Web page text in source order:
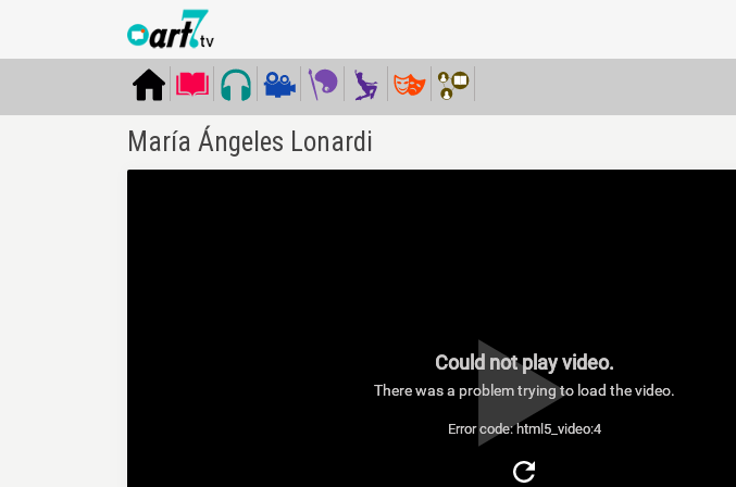
María Ángeles Lonardi
Could not play video.
There was a problem trying to load the video.
Error code: html5_video:4